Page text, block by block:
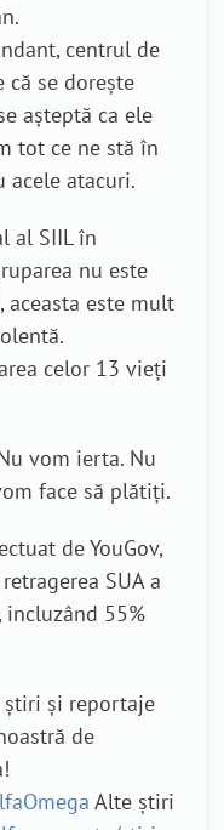
centrul de
că se dorește
așteptă ca ele
tot ce ne stă în
acele atacuri.
al SIIL în
nu este
aceasta este mult
celor 13 vieți
vom ierta. Nu
face să plătiți.
de YouGov,
SUA a
55%
știri și reportaje
de
Alte știri